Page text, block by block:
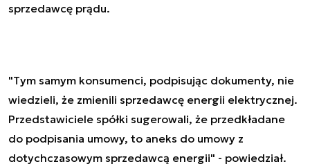
sprzedawcę prądu.
"Tym samym konsumenci, podpisując dokumenty, nie
wiedzieli, że zmienili sprzedawcę energii elektrycznej.
Przedstawiciele spółki sugerowali, że przedkładane
do podpisania umowy, to aneks do umowy z
dotychczasowym sprzedawcą energii" - powiedział.